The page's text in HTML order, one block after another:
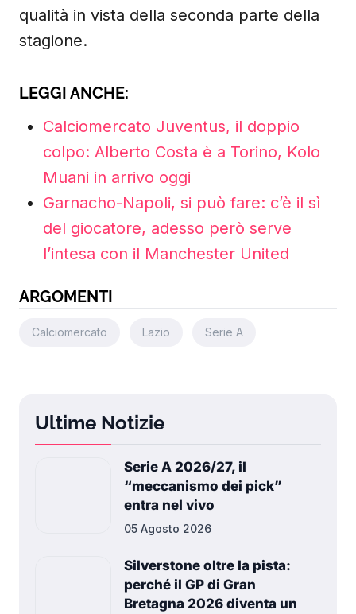
qualità in vista della seconda parte della
stagione.
LEGGI ANCHE:
Calciomercato Juventus, il doppio
colpo: Alberto Costa è a Torino, Kolo
Muani in arrivo oggi
Garnacho-Napoli, si può fare: c’è il sì
del giocatore, adesso però serve
l’intesa con il Manchester United
ARGOMENTI
Calciomercato Lazio Serie A
Ultime Notizie
Serie A 2026/27, il
“meccanismo dei pick”
entra nel vivo
05 Agosto 2026
Silverstone oltre la pista:
perché il GP di Gran
Bretagna 2026 diventa un